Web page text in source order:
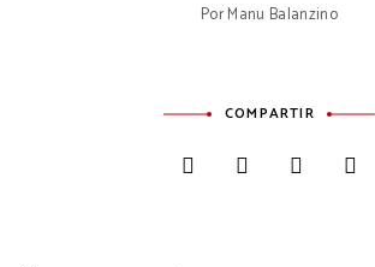
PorManu Balanzino
COMPARTIR